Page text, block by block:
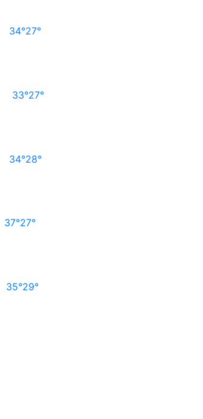
34°27°
33°27°
34°28°
37°27°
35°29°